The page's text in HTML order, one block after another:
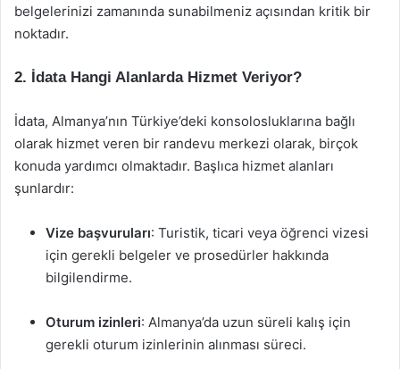
belgelerinizi zamanında sunabilmeniz açısından kritik bir
noktadır.
2. İdata Hangi Alanlarda Hizmet Veriyor?
İdata, Almanya’nın Türkiye’deki konsolosluklarına bağlı
olarak hizmet veren bir randevu merkezi olarak, birçok
konuda yardımcı olmaktadır. Başlıca hizmet alanları
şunlardır:
Vize başvuruları: Turistik, ticari veya öğrenci vizesi
için gerekli belgeler ve prosedürler hakkında
bilgilendirme.
Oturum izinleri: Almanya’da uzun süreli kalış için
gerekli oturum izinlerinin alınması süreci.